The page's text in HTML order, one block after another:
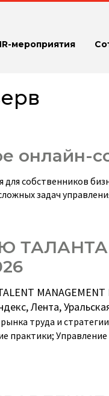
мероприятия
собственников
задач
MANAGEMENT
Лента,
труда и
практики;